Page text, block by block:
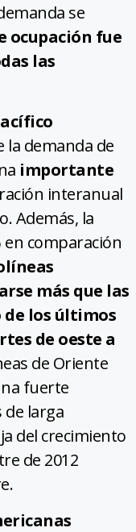
se
ocupación fue
las
demanda de
importante
interanual
Además, la
comparación
más que las
de los últimos
de oeste a
de Oriente
fuerte
de larga
del crecimiento
de 2012